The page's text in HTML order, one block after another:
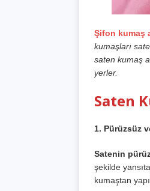
Şifon kumaş
kumaşları
saten kumaş
yerler.
Saten
1. Pürüzsüz
Satenin
şekilde
kumaştan